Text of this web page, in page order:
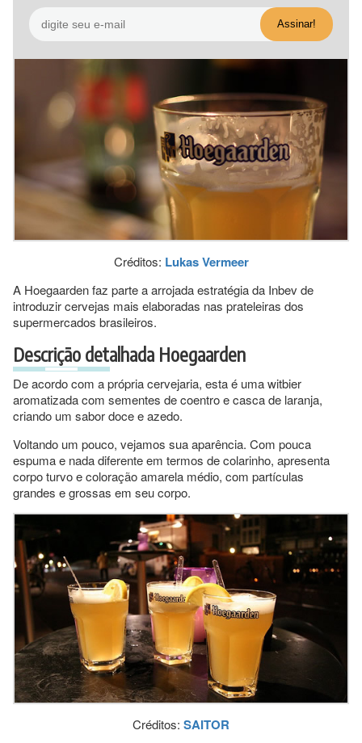
Créditos: Lukas Vermeer
A Hoegaarden faz parte a arrojada estratégia da Inbev de
introduzir cervejas mais elaboradas nas prateleiras dos
supermercados brasileiros.
Descrição detalhada Hoegaarden
De acordo com a própria cervejaria, esta é uma witbier
aromatizada com sementes de coentro e casca de laranja,
criando um sabor doce e azedo.
Voltando um pouco, vejamos sua aparência. Com pouca
espuma e nada diferente em termos de colarinho, apresenta
corpo turvo e coloração amarela médio, com partículas
grandes e grossas em seu corpo.
Créditos: SAITOR